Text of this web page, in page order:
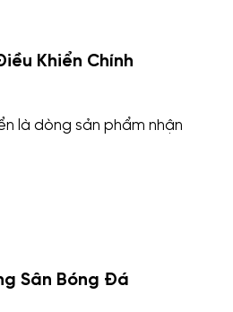
Khiển Chính
là dòng sản phẩm nhận
Sân Bóng Đá